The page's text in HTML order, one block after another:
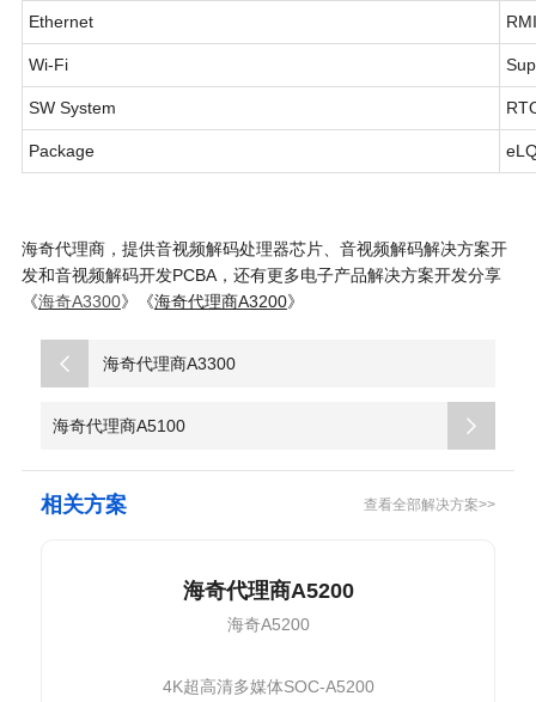
Ethernet
Wi-Fi
SW System
Package
海奇代理商，提供音视频解码处理器芯片、音视频解码解决方案开
发和音视频解码开发PCBA，还有更多电子产品解决方案开发分享
《海奇A3300》《海奇代理商A3200》
海奇代理商A3300
海奇代理商A5100
相关方案 查看全部解决方案>>
海奇代理商A5200
海奇A5200
4K超高清多媒体SOC-A5200